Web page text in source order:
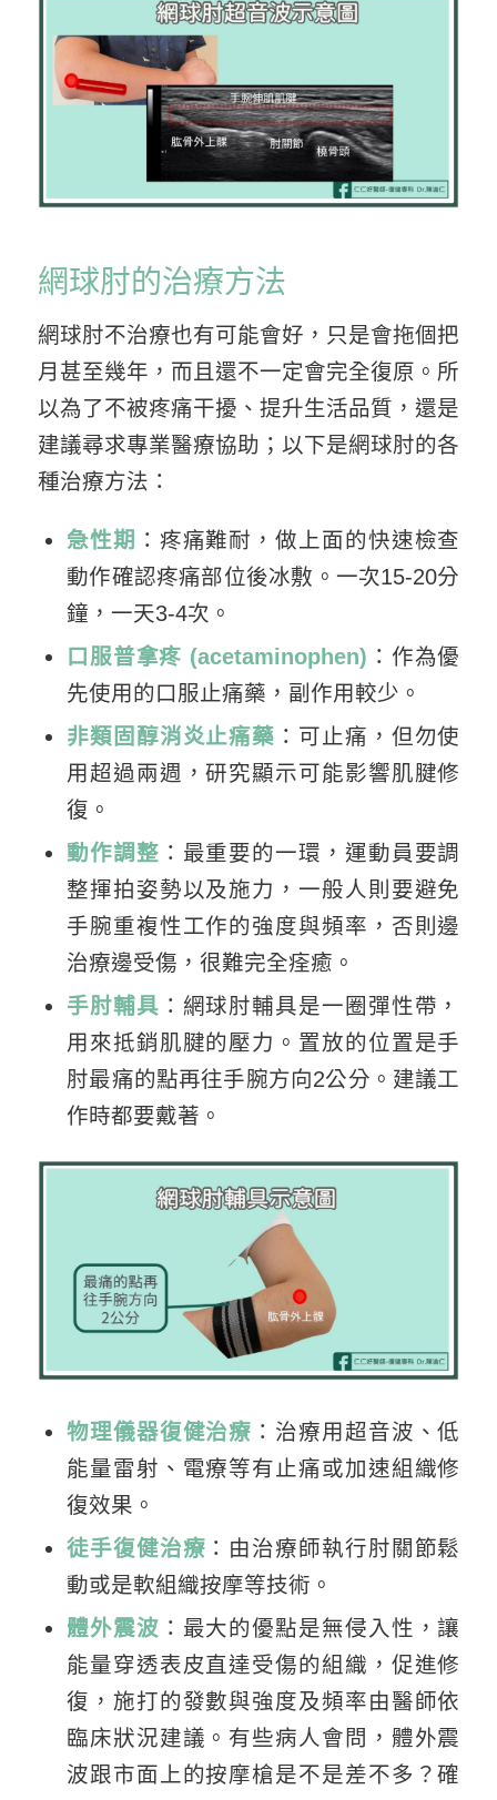
網球肘的治療方法
網球肘不治療也有可能會好，只是會拖個把
月甚至幾年，而且還不一定會完全復原。所
以為了不被疼痛干擾、提升生活品質，還是
建議尋求專業醫療協助；以下是網球肘的各
種治療方法：
急性期 ：疼痛難耐，做上面的快速檢查
動作確認疼痛部位後冰敷。一次15-20分
鐘，一天3-4次。
口服普拿疼 (acetaminophen) ：作為優
先使用的口服止痛藥，副作用較少。
非類固醇消炎止痛藥 ：可止痛，但勿使
用超過兩週，研究顯示可能影響肌腱修
復。
動作調整 ：最重要的一環，運動員要調
整揮拍姿勢以及施力，一般人則要避免
手腕重複性工作的強度與頻率，否則邊
治療邊受傷，很難完全痊癒。
手肘輔具 ：網球肘輔具是一圈彈性帶，
用來抵銷肌腱的壓力。置放的位置是手
肘最痛的點再往手腕方向2公分。建議工
作時都要戴著。
物理儀器復健治療 ：治療用超音波、低
能量雷射、電療等有止痛或加速組織修
復效果。
徒手復健治療 ：由治療師執行肘關節鬆
動或是軟組織按摩等技術。
體外震波 ：最大的優點是無侵入性，讓
能量穿透表皮直達受傷的組織，促進修
復，施打的發數與強度及頻率由醫師依
臨床狀況建議。有些病人會問，體外震
波跟市面上的按摩槍是不是差不多？確